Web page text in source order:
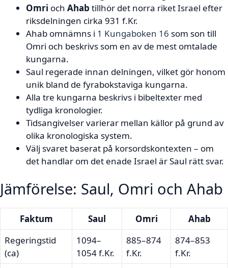
Omri och Ahab tillhör det norra riket Israel efter
riksdelningen cirka 931 f.Kr.
Ahab omnämns i 1 Kungaboken 16 som son till
Omri och beskrivs som en av de mest omtalade
kungarna.
Saul regerade innan delningen, vilket gör honom
unik bland de fyrabokstaviga kungarna.
Alla tre kungarna beskrivs i bibeltexter med
tydliga kronologier.
Tidsangivelser varierar mellan källor på grund av
olika kronologiska system.
Välj svaret baserat på korsordskontexten – om
det handlar om det enade Israel är Saul rätt svar.
Jämförelse: Saul, Omri och Ahab
Faktum Saul Omri
Ahab
Regeringstid
(ca)
1094–
1054 f.Kr.
885–874
f.Kr.
874–853
f.Kr.